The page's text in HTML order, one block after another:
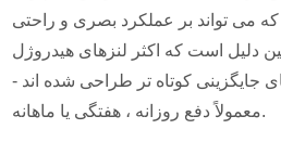
که می تواند بر عملکرد بصری و راحتی
دلیل است که اکثر لنزهای هیدروژل
جایگزینی کوتاه تر طراحی شده اند -
معمولاً دفع روزانه ، هفتگی یا ماهانه.